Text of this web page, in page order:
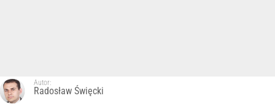
Autor:
Radosław Święcki